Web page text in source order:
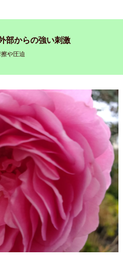
部からの強い刺激
擦や圧迫